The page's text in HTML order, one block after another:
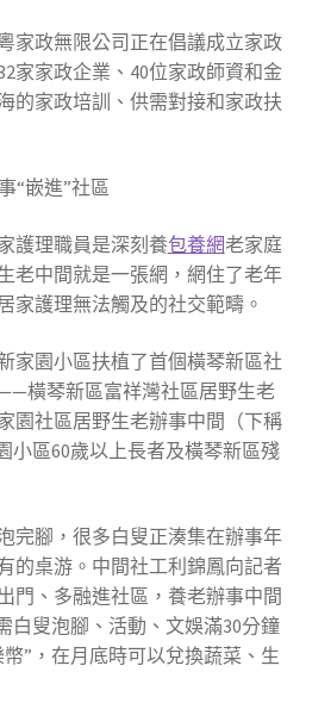
家政無限公司正在倡議成立家政
家家政企業、40位家政師資和金
的家政培訓、供需對接和家政扶
“嵌進”社區
護理職員是深刻養包養網老家庭
老中間就是一張網，網住了老年
家護理無法觸及的社交範疇。
家園小區扶植了首個橫琴新區社
橫琴新區富祥灣社區居野生老
園社區居野生老辦事中間（下稱
小區60歲以上長者及橫琴新區殘
完腳，很多白叟正湊集在辦事年
的桌游。中間社工利錦鳳向記者
門、多融進社區，養老辦事中間
白叟泡腳、活動、文娛滿30分鐘
”，在月底時可以兌換蔬菜、生